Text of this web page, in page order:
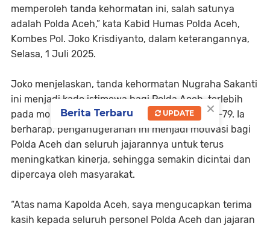
memperoleh tanda kehormatan ini, salah satunya
adalah Polda Aceh,” kata Kabid Humas Polda Aceh,
Kombes Pol. Joko Krisdiyanto, dalam keterangannya,
Selasa, 1 Juli 2025.
Joko menjelaskan, tanda kehormatan Nugraha Sakanti
ini menjadi kado istimewa bagi Polda Aceh, terlebih
pada momen peringatan Hari Bhayangkara ke-79. Ia
berharap, penganugerahan ini menjadi motivasi bagi
Polda Aceh dan seluruh jajarannya untuk terus
meningkatkan kinerja, sehingga semakin dicintai dan
dipercaya oleh masyarakat.
“Atas nama Kapolda Aceh, saya mengucapkan terima
kasih kepada seluruh personel Polda Aceh dan jajaran
×
Berita Terbaru UPDATE